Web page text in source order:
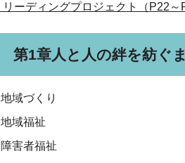
ーディングプロジェクト（P22～
第1章人と人の絆を紡ぐ
域づくり
域福祉
害者福祉